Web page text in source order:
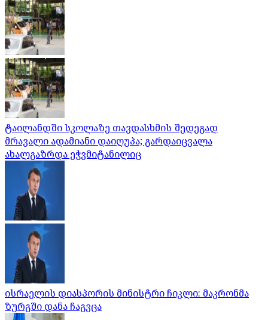
ტაილანდში სკოლაზე თავდასხმის შედეგად
მრავალი ადამიანი დაიღუპა; გარდაიცვალა
ახალგაზრდა ეჭვმიტანილიც
ისრაელის დიასპორის მინისტრი ჩიკლი: მაკრონმა
ზურგში დანა ჩაგვცა